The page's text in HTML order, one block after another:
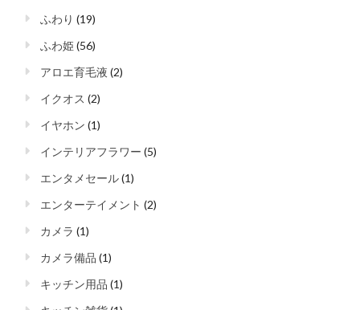
ふわり (19)
ふわ姫 (56)
アロエ育毛液 (2)
イクオス (2)
イヤホン (1)
インテリアフラワー (5)
エンタメセール(1)
エンターテイメント (2)
カメラ (1)
カメラ備品 (1)
キッチン用品 (1)